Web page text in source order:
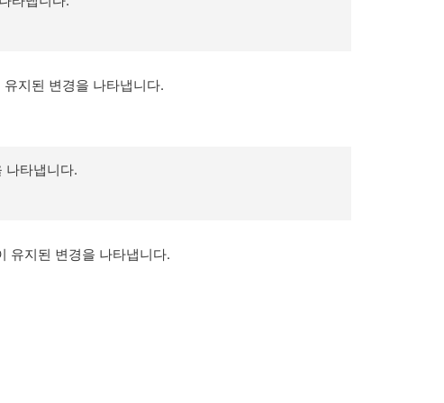
지된 변경을 나타냅니다.
나타냅니다.
유지된 변경을 나타냅니다.